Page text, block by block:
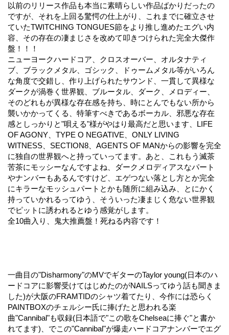
以前のリリース作品も本当に素晴らしい作品ばかりだったの
ですが、それを上回る驚愕の仕上がり、これまでに確立させ
ていたTWITCHING TONGUES節をより推し進めたエグい内
容、その存在の凄まじさを改めて叩きつけられた完全大傑作
盤！！！
ニューヨークハードコア、クロスオーバー、オルタナティ
ブ、ブラックメタル、ゴシック、ドゥームメタル等がいろん
な角度で交錯し、作り上げられたサウンド、一貫して異様な
ダークが渦巻く世界観、ブルータル、ダーク、メロディー、
そのどれもが異様な存在感を持ち、時にとんでもない所から
襲いかかってくる、特筆すべきであるボーカル、邪悪な存在
感としっかりと"唄える"様がやはり最高だと思います、LIFE
OF AGONY、TYPE O NEGATIVE、ONLY LIVING
WITNESS、SECTION8、AGENTS OF MANからの影響を完全
に独自の世界観へと持っていってます。あと、これもう滅茶
苦茶にモッシーなんですよね、ダークメロディアスなパート
やナンバーもあるんですけど、エゲつない落とし方とか完全
にキラーなモッシュパートとかも随所に組み込み、とにかく
持っていかれるってゆう、そういった凄まじく危ない世界観
でピットに誘われるとゆう感覚がします。
全10曲入り、鬼大推薦盤！死ねる内容です！
一曲目の"Disharmony"のMVでギターのTaylor young(日本のハ
ードコアに影響受けてはじめたのがNAILSってゆう話も聞きま
した)が大阪のFRAMTIDのシャツ着てたり、今作には恐らく
PAINTBOXのチェルシー氏に捧げたと思われる楽
曲"Cannibal"も収録(日本語で"この歌をChelseaに捧ぐ"と書か
れてます)、でこの"Cannibal"が爆走ハードコアナンバーでエグ